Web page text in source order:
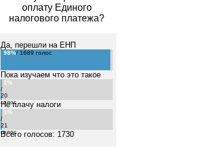
оплату Единого
налогового платежа?
Да, перешли на ЕНП
98%/ 1689 голос
Пока изучаем что это такое
1%
/
20
голос
Не плачу налоги
1%
/
21
голос
Всего голосов: 1730